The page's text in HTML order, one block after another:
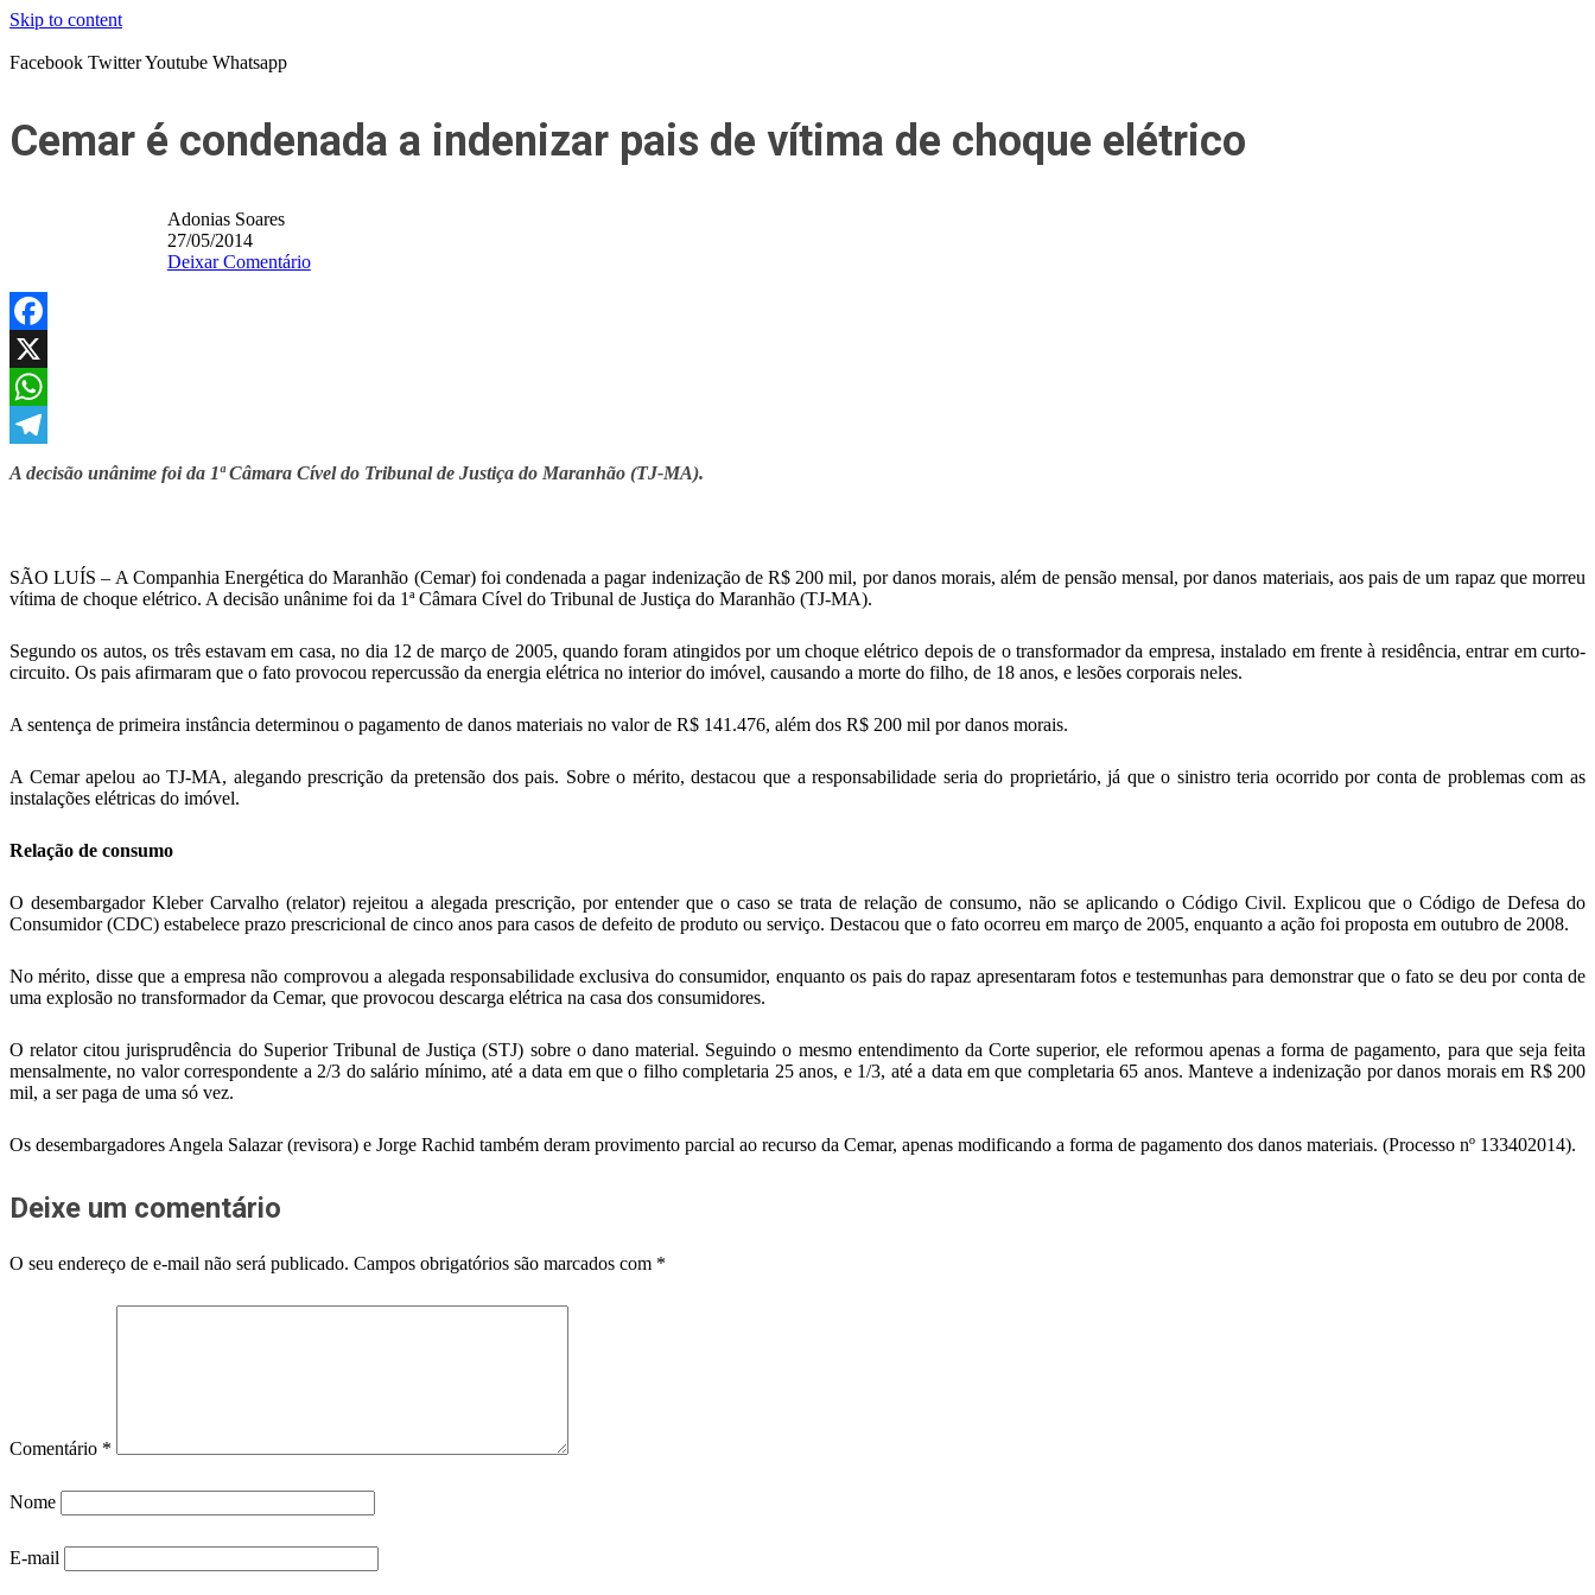
Skip to content
Facebook TwitterYoutube Whatsapp
Cemar é condenada a indenizar pais de vítima de choque elétrico
Adonias Soares
27/05/2014
Deixar Comentário
Facebook
X
WhatsApp
Telegram
A decisão unânime foi da 1ª Câmara Cível do Tribunal de Justiça do Maranhão (TJ-MA).
SÃO LUÍS – A Companhia Energética do Maranhão (Cemar) foi condenada a pagar indenização de R$ 200 mil, por danos morais, além de pensão mensal, por danos materiais, aos pais de um rapaz que morreu
vítima de choque elétrico. A decisão unânime foi da 1ª Câmara Cível do Tribunal de Justiça do Maranhão (TJ-MA).
Segundo os autos, os três estavam em casa, no dia 12 de março de 2005, quando foram atingidos por um choque elétrico depois de o transformador da empresa, instalado em frente à residência, entrar em curto-
circuito. Os pais afirmaram que o fato provocou repercussão da energia elétrica no interior do imóvel, causando a morte do filho, de 18 anos, e lesões corporais neles.
A sentença de primeira instância determinou o pagamento de danos materiais no valor de R$ 141.476, além dos R$ 200 mil por danos morais.
A Cemar apelou ao TJ-MA, alegando prescrição da pretensão dos pais. Sobre o mérito, destacou que a responsabilidade seria do proprietário, já que o sinistro teria ocorrido por conta de problemas com as
instalações elétricas do imóvel.
Relação de consumo
O desembargador Kleber Carvalho (relator) rejeitou a alegada prescrição, por entender que o caso se trata de relação de consumo, não se aplicando o Código Civil. Explicou que o Código de Defesa do
Consumidor (CDC) estabelece prazo prescricional de cinco anos para casos de defeito de produto ou serviço. Destacou que o fato ocorreu em março de 2005, enquanto a ação foi proposta em outubro de 2008.
No mérito, disse que a empresa não comprovou a alegada responsabilidade exclusiva do consumidor, enquanto os pais do rapaz apresentaram fotos e testemunhas para demonstrar que o fato se deu por conta de
uma explosão no transformador da Cemar, que provocou descarga elétrica na casa dos consumidores.
O relator citou jurisprudência do Superior Tribunal de Justiça (STJ) sobre o dano material. Seguindo o mesmo entendimento da Corte superior, ele reformou apenas a forma de pagamento, para que seja feita
mensalmente, no valor correspondente a 2/3 do salário mínimo, até a data em que o filho completaria 25 anos, e 1/3, até a data em que completaria 65 anos. Manteve a indenização por danos morais em R$ 200
mil, a ser paga de uma só vez.
Os desembargadores Angela Salazar (revisora) e Jorge Rachid também deram provimento parcial ao recurso da Cemar, apenas modificando a forma de pagamento dos danos materiais. (Processo nº 133402014).
Deixe um comentário
O seu endereço de e-mail não será publicado. Campos obrigatórios são marcados com *
Comentário *
Nome
E-mail